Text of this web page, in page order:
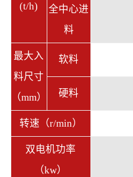
(t/h)
全中心进
料
最大入
料尺寸
（mm）
软料
硬料
转速（r/min）
双电机功率
（kw）